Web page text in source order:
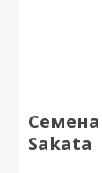
Семена
Sakata